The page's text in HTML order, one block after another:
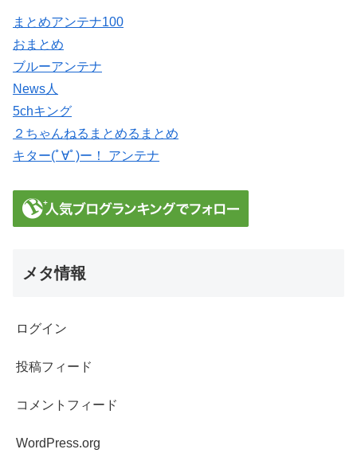
まとめアンテナ100
おまとめ
ブルーアンテナ
News人
5chキング
２ちゃんねるまとめるまとめ
キター(ﾟ∀ﾟ)ー！ アンテナ
メタ情報
ログイン
投稿フィード
コメントフィード
WordPress.org